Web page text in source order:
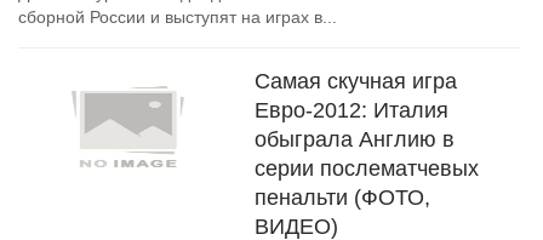
сборной России и выступят на играх в...
Самая скучная игра
Евро-2012: Италия
обыграла Англию в
серии послематчевых
пенальти (ФОТО,
ВИДЕО)